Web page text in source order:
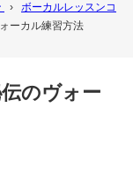
›
ボーカルレッスンコ
ーカル練習方法
のヴォー